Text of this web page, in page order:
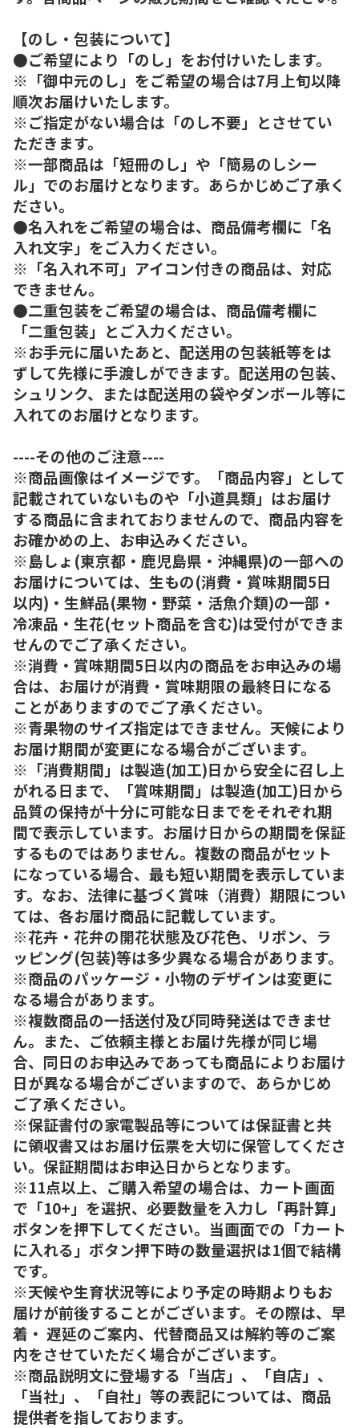
【のし・包装について】
●ご希望により「のし」をお付けいたします。
※「御中元のし」をご希望の場合は7月上旬以降
順次お届けいたします。
※ご指定がない場合は「のし不要」とさせてい
ただきます。
※一部商品は「短冊のし」や「簡易のしシー
ル」でのお届けとなります。あらかじめご了承く
ださい。
●名入れをご希望の場合は、商品備考欄に「名
入れ文字」をご入力ください。
※「名入れ不可」アイコン付きの商品は、対応
できません。
●二重包装をご希望の場合は、商品備考欄に
「二重包装」とご入力ください。
※お手元に届いたあと、配送用の包装紙等をは
ずして先様に手渡しができます。配送用の包装、
シュリンク、または配送用の袋やダンボール等に
入れてのお届けとなります。
----その他のご注意----
※商品画像はイメージです。「商品内容」として
記載されていないものや「小道具類」はお届け
する商品に含まれておりませんので、商品内容を
お確かめの上、お申込みください。
※島しょ(東京都・鹿児島県・沖縄県)の一部への
お届けについては、生もの(消費・賞味期間5日
以内)・生鮮品(果物・野菜・活魚介類)の一部・
冷凍品・生花(セット商品を含む)は受付ができま
せんのでご了承ください。
※消費・賞味期間5日以内の商品をお申込みの場
合は、お届けが消費・賞味期限の最終日になる
ことがありますのでご了承ください。
※青果物のサイズ指定はできません。天候により
お届け期間が変更になる場合がございます。
※「消費期間」は製造(加工)日から安全に召し上
がれる日まで、「賞味期間」は製造(加工)日から
品質の保持が十分に可能な日までをそれぞれ期
間で表示しています。お届け日からの期間を保証
するものではありません。複数の商品がセット
になっている場合、最も短い期間を表示していま
す。なお、法律に基づく賞味（消費）期限につい
ては、各お届け商品に記載しています。
※花卉・花弁の開花状態及び花色、リボン、ラ
ッピング(包装)等は多少異なる場合があります。
※商品のパッケージ・小物のデザインは変更に
なる場合があります。
※複数商品の一括送付及び同時発送はできませ
ん。また、ご依頼主様とお届け先様が同じ場
合、同日のお申込みであっても商品によりお届け
日が異なる場合がございますので、あらかじめ
ご了承ください。
※保証書付の家電製品等については保証書と共
に領収書又はお届け伝票を大切に保管してくださ
い。保証期間はお申込日からとなります。
※11点以上、ご購入希望の場合は、カート画面
で「10+」を選択、必要数量を入力し「再計算」
ボタンを押下してください。当画面での「カート
に入れる」ボタン押下時の数量選択は1個で結構
です。
※天候や生育状況等により予定の時期よりもお
届けが前後することがございます。その際は、早
着・ 遅延のご案内、代替商品又は解約等のご案
内をさせていただく場合がございます。
※商品説明文に登場する「当店」、「自店」、
「当社」、「自社」等の表記については、商品
提供者を指しております。